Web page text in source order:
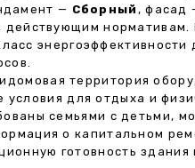
— Сборный , фасад
действующим
энергоэффективности
территория
условия для отдыха и
семьями с детьми,
о капитальном
готовность